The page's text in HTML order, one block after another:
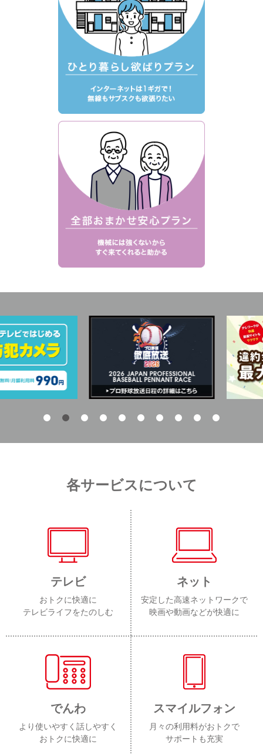
各サービスについて
テレビ
おトクに快適に
テレビライフをたのしむ
ネット
安定した高速ネットワークで
映画や動画などが快適に
でんわ
より使いやすく話しやすく
おトクに快適に
スマイルフォン
月々の利用料がおトクで
サポートも充実